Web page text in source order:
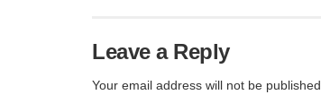
Leave a Reply
Your email address will not be published.